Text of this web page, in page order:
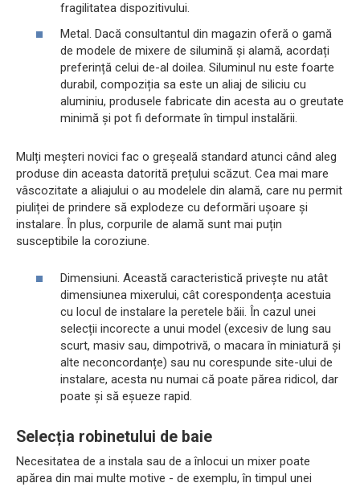
fragilitatea dispozitivului.
Metal. Dacă consultantul din magazin oferă o gamă
de modele de mixere de silumină și alamă, acordați
preferință celui de-al doilea. Siluminul nu este foarte
durabil, compoziția sa este un aliaj de siliciu cu
aluminiu, produsele fabricate din acesta au o greutate
minimă și pot fi deformate în timpul instalării.
Mulți meșteri novici fac o greșeală standard atunci când aleg
produse din aceasta datorită prețului scăzut. Cea mai mare
vâscozitate a aliajului o au modelele din alamă, care nu permit
piuliței de prindere să explodeze cu deformări ușoare și
instalare. În plus, corpurile de alamă sunt mai puțin
susceptibile la coroziune.
Dimensiuni. Această caracteristică privește nu atât
dimensiunea mixerului, cât corespondența acestuia
cu locul de instalare la peretele băii. În cazul unei
selecții incorecte a unui model (excesiv de lung sau
scurt, masiv sau, dimpotrivă, o macara în miniatură și
alte neconcordanțe) sau nu corespunde site-ului de
instalare, acesta nu numai că poate părea ridicol, dar
poate și să eșueze rapid.
Selecția robinetului de baie
Necesitatea de a instala sau de a înlocui un mixer poate
apărea din mai multe motive - de exemplu, în timpul unei